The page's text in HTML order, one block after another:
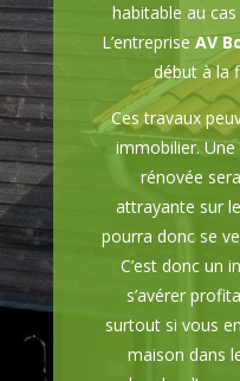
habitable au
L’entrepriseAV
début à la
Ces travaux
immobilier.
rénovée
attrayante sur
pourra donc se
C’est donc un
s’avérer
surtout si vous
maison dans